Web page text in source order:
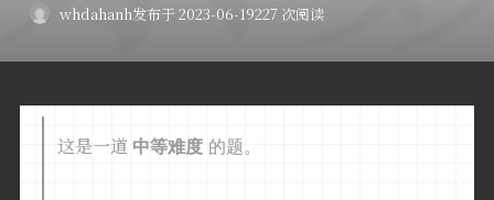
whdahanh发布于 2023-06-19227 次阅读
这是一道 中等难度的题。